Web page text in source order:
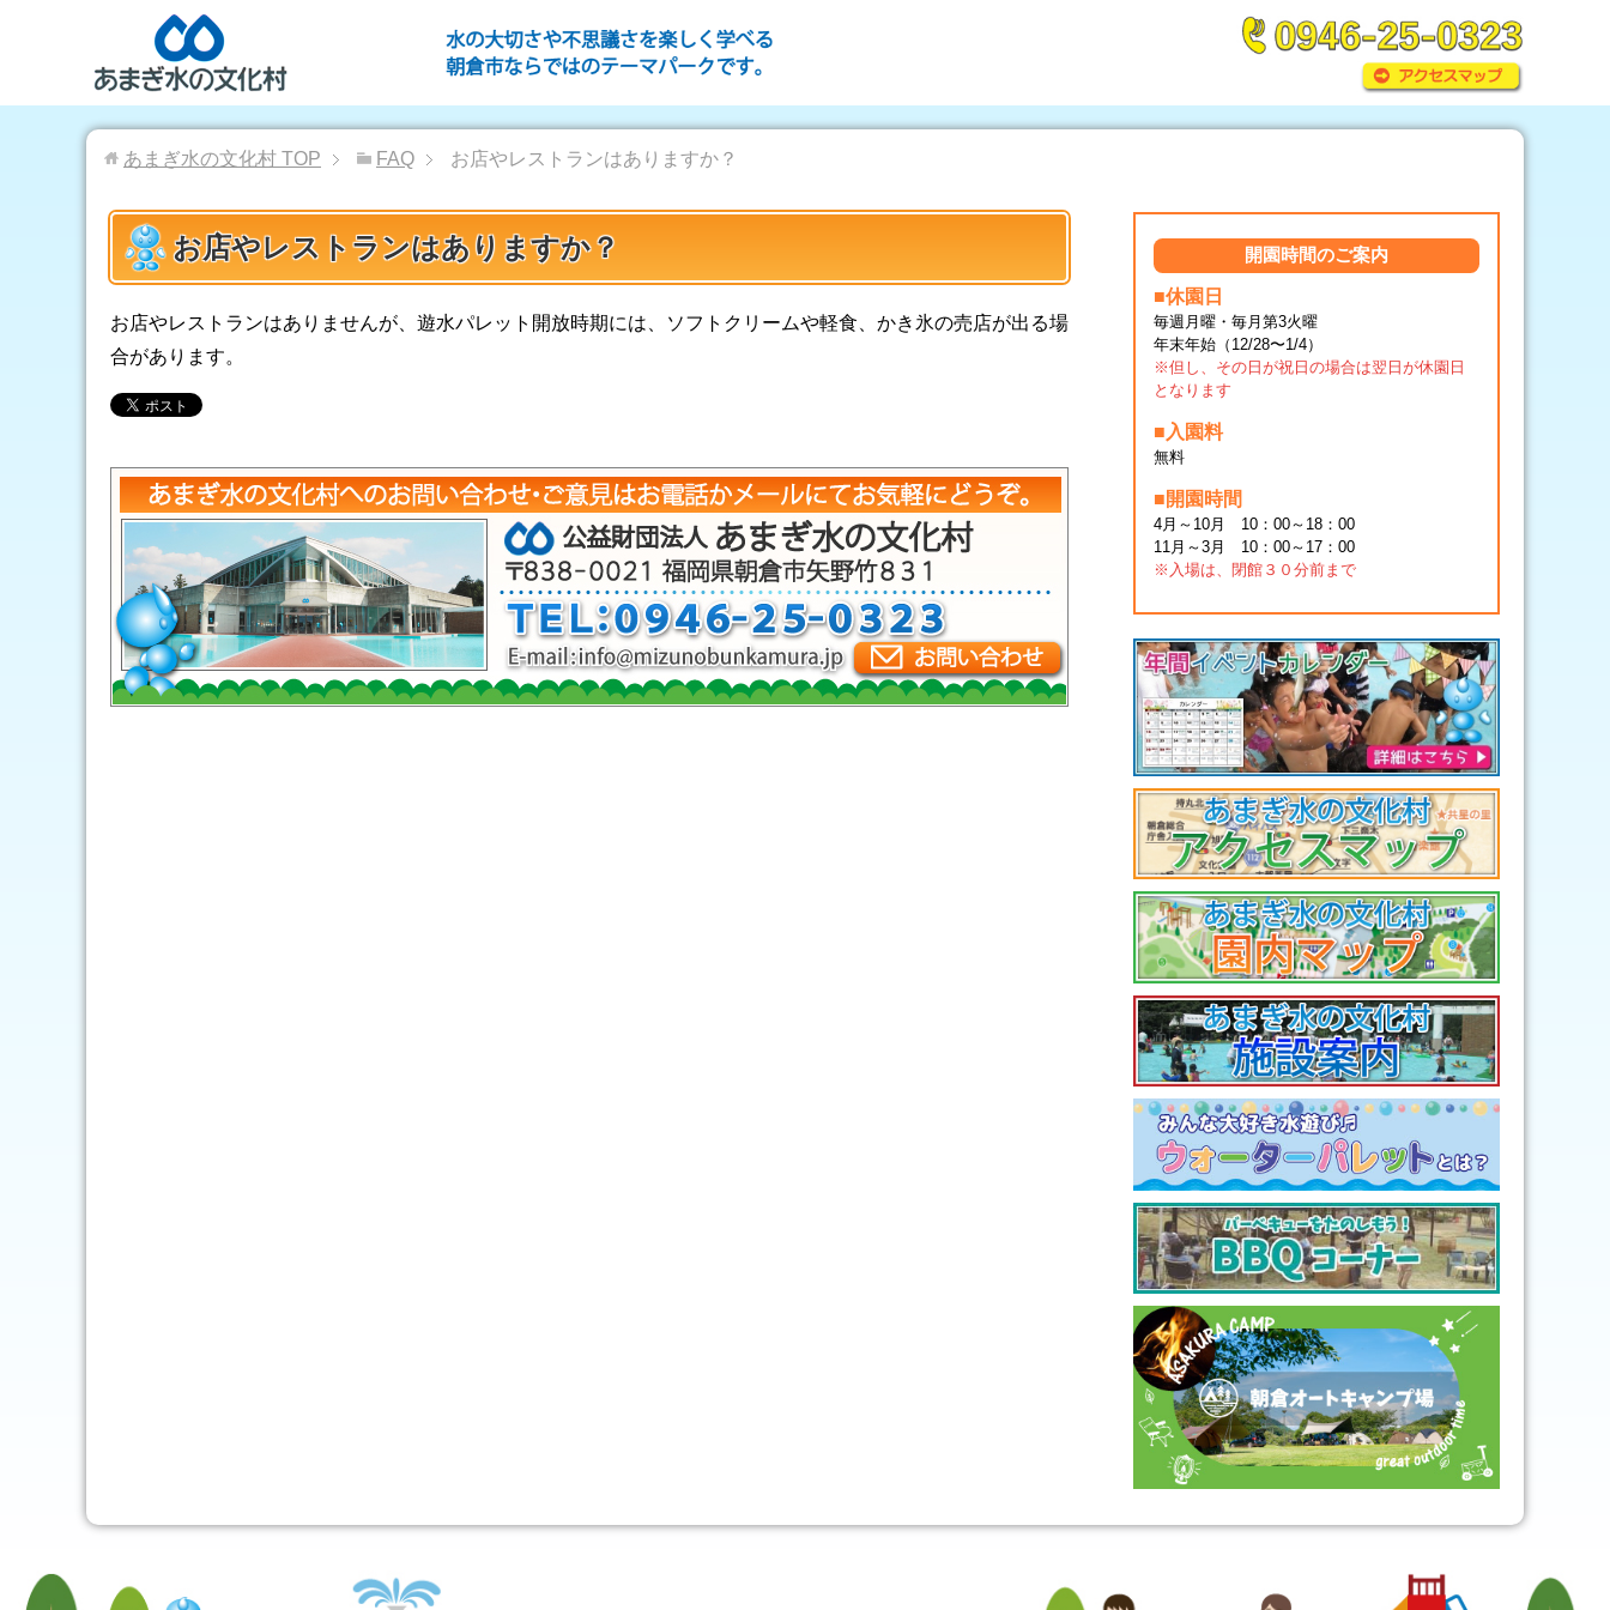
あまぎ水の文化村 TOP FAQ お店やレストランはありますか？
お店やレストランはありますか？
お店やレストランはありませんが、遊水パレット開放時期には、ソフトクリームや軽食、かき氷の売店が出る場
合があります。
開園時間のご案内
■休園日
毎週月曜・毎月第3火曜
年末年始（12/28〜1/4）
※但し、その日が祝日の場合は翌日が休園日
となります
■入園料
無料
■開園時間
4月～10月 10：00～18：00
11月～3月 10：00～17：00
※入場は、閉館３０分前まで